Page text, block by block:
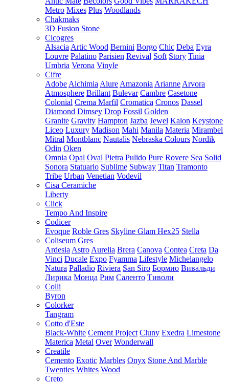
Metro Mixes Plus Woodlands
Chakmaks
3D Fusion Stone
Cicogres
Alsacia Artic Wood Bernini Borgo Chic Deba Eyra
Louvre Palatino Parisien Revival Soft Story Tinia
Umbria Verona Vinyle
Cifre
Adobe Alchimia Alure Amazonia Arianne Arvora
Atmosphere Brillant Bulevar Cambre Casetone
Colonial Crema Marfil Cromatica Cronos Dassel
Diamond Dimsey Drop Fossil Golden
Granite Gravity Hampton Jazba Jewel Kalon Keystone
Liceo Luxury Madison Mahi Manila Materia Mirambel
Mitral Montblanc Nautalis Nebraska Colours Nordik
Odin Oken
Omnia Opal Oval Pietra Pulido Pure Rovere Sea Solid
Sonora Statuario Sublime Subway Titan Tramonto
Tribe Urban Venetian Vodevil
Cisa Ceramiche
Liberty
Click
Tempo And Inspire
Codicer
Evoque Roble Gres Skyline Glam Hex25 Stella
Coliseum Gres
Ardesia Astro Aurelia Brera Canova Contea Creta Da
Vinci Ducale Expo Fyamma Lifestyle Michelangelo
Natura Palladio Riviera San Siro Бормио Вивальди
Лирика Монца Рим Саленто Тиволи
Colli
Byron
Colorker
Tangram
Cotto d'Este
Black-White Cement Project Cluny Exedra Limestone
Materica Metal Over Wonderwall
Creatile
Cemento Exotic Marbles Onyx Stone And Marble
Twenties Whites Wood
Creto